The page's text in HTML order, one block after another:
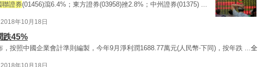
聯證券(01456)瀉6.4%；東方證券(03958)挫2.8%；中州證券(01375) ...
2018年10月18日
跌45%
，按照中國企業會計準則編製，今年9月淨利潤1688.77萬元(人民幣‧下同)，按年跌 ...全
2018年10月18日